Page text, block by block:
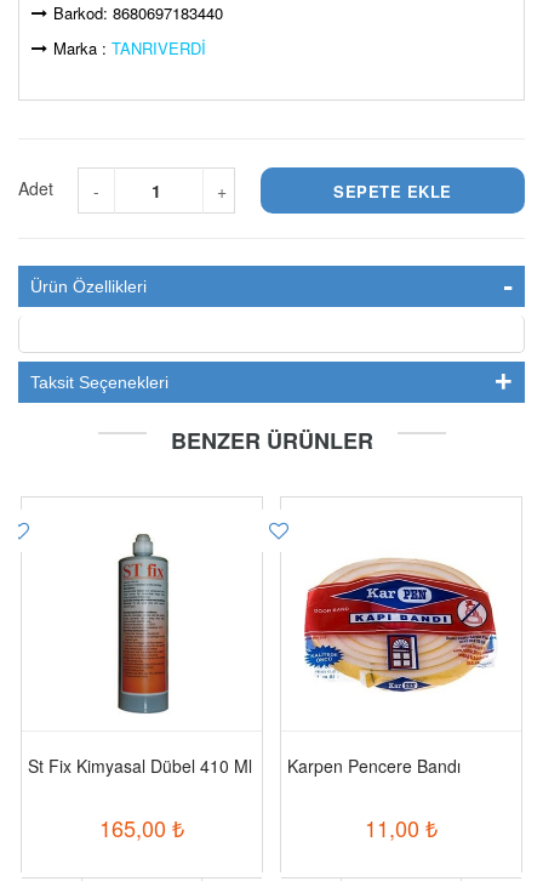
Barkod: 8680697183440
Marka : TANRIVERDİ
Adet +
-
Ürün Özellikleri
Taksit Seçenekleri
BENZER ÜRÜNLER
St Fix Kimyasal Dübel 410 Ml
165,00 ₺
Karpen Pencere Bandı
11,00 ₺